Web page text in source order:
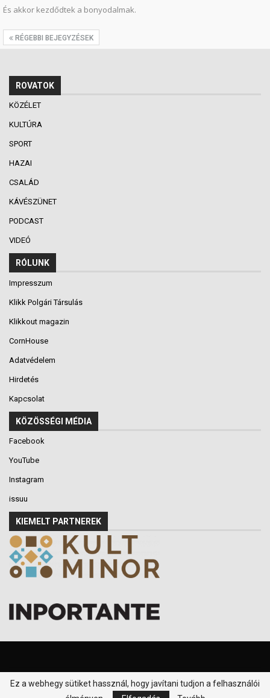
És akkor kezdődtek a bonyodalmak.
RÉGEBBI BEJEGYZÉSEK
ROVATOK
KÖZÉLET
KULTÚRA
SPORT
HAZAI
CSALÁD
KÁVÉSZÜNET
PODCAST
VIDEÓ
RÓLUNK
Impresszum
Klikk Polgári Társulás
Klikkout magazin
CornHouse
Adatvédelem
Hirdetés
Kapcsolat
KÖZÖSSÉGI MÉDIA
Facebook
YouTube
Instagram
issuu
KIEMELT PARTNEREK
© 2016-2026 - Klikk P.T. - Minden jog fenntartva.
Ez a webhegy sütiket hassznál, hogy javítani tudjon a felhasználói